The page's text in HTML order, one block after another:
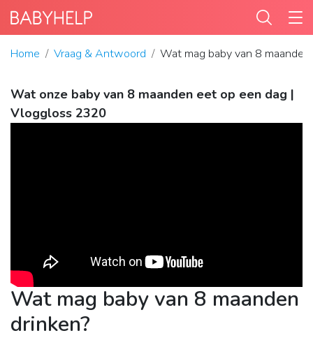
Home Vraag & Antwoord Wat mag baby van 8
Wat onze baby van 8 maanden eet op een dag |
Vloggloss 2320
Wat mag baby van 8 maanden
drinken?